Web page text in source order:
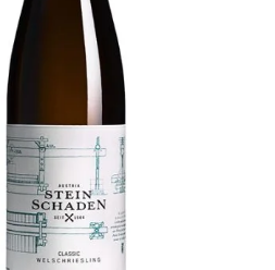
DEN WARENKORB